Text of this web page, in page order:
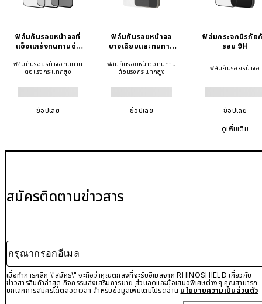
ฟิล์มกันรอยหน้าจอที่
แข็งแกร่งทนทานต่อ
ฟิล์มกันรอยหน้าจอทนทาน
ต่อแรงกระแทกสูง
ช้อปเลย
ฟิล์มกันรอยหน้าจอ
บางเฉียบและทนทาน
ฟิล์มกันรอยหน้าจอทนทาน
ต่อแรงกระแทกสูง
ช้อปเลย
ฟิล์มกระจกนิรภัย
รอย 9H
ฟิล์มกันรอยหน้าจอ
ช้อปเลย
ดูเพิ่มเติม
สมัครติดตามข่าวสาร
กรุณากรอกอีเมล
เมื่อทำการคลิก \"สมัคร\" จะถือว่าคุณตกลงที่จะรับอีเมลจาก RHINOSHIELD เกี่ยวกับ
ข่าวสารสินค้าล่าสุด กิจกรรมส่งเสริมการขาย ส่วนลดและข้อเสนอพิเศษต่างๆ คุณสามารถ
ยกเลิกการสมัครได้ตลอดเวลา สำหรับข้อมูลเพิ่มเติมโปรดอ่าน นโยบายความเป็นส่วนตัว